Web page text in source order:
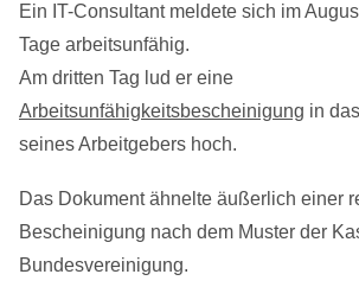
Ein IT-Consultant meldete sich im
Tage arbeitsunfähig.
Am dritten Tag lud er eine
Arbeitsunfähigkeitsbescheinigung in
seines Arbeitgebers hoch.
Das Dokument ähnelte äußerlich einer
Bescheinigung nach dem Muster der
Bundesvereinigung.